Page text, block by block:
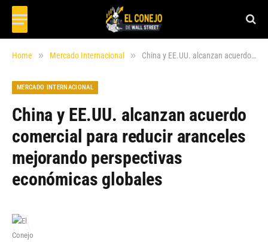
Home » Mercado Internacional » China y EE.UU. alcanzan acuerdo comercial para reducir aranceles mejorando perspectivas económicas globales
MERCADO INTERNACIONAL
China y EE.UU. alcanzan acuerdo
comercial para reducir aranceles
mejorando perspectivas
económicas globales